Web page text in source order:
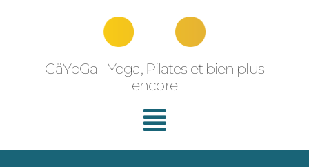
GäYoGa - Yoga, Pilates et bien plus
encore